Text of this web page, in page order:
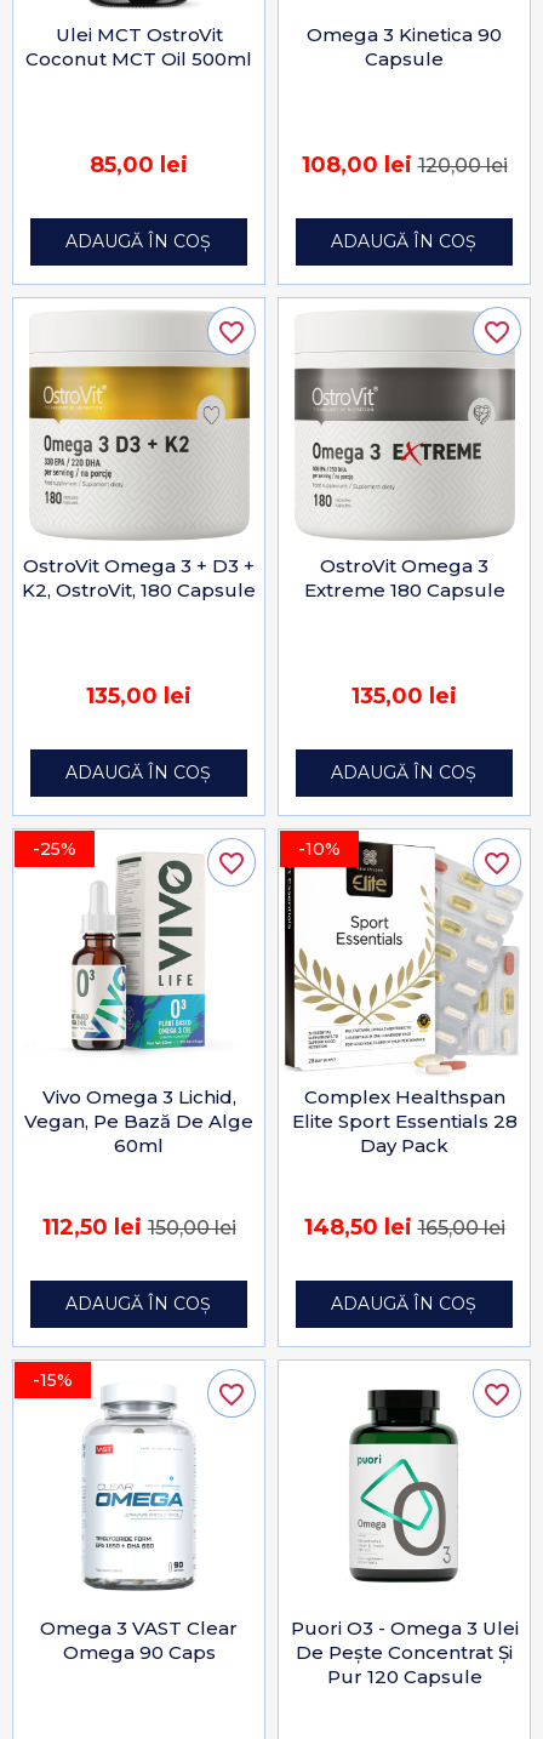
Ulei MCT OstroVit
Coconut MCT Oil 500ml
85,00 lei
ADAUGĂ ÎN COȘ
Omega 3 Kinetica 90
Capsule
108,00 lei120,00 lei
ADAUGĂ ÎN COȘ
OstroVit Omega 3 + D3 +
K2, OstroVit, 180 Capsule
135,00 lei
ADAUGĂ ÎN COȘ
favorite_border
OstroVit Omega 3
Extreme 180 Capsule
135,00 lei
ADAUGĂ ÎN COȘ
favorite_border
-25%
Vivo Omega 3 Lichid,
Vegan, Pe Bază De Alge
60ml
112,50 lei150,00 lei
ADAUGĂ ÎN COȘ
favorite_border -10%
Complex Healthspan
Elite Sport Essentials 28
Day Pack
148,50 lei165,00 lei
ADAUGĂ ÎN COȘ
favorite_border
-15%
Omega 3 VAST Clear
Omega 90 Caps
favorite_border
Puori O3 - Omega 3 Ulei
De Pește Concentrat Și
Pur 120 Capsule
favorite_border